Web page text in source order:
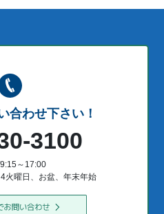
合わせ下さい！
3100
～17:00
火曜日、お盆、年末年始